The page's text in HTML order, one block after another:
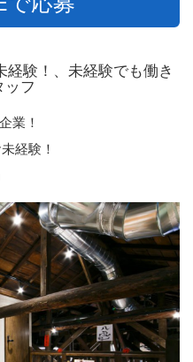
験！、未経験でも働き
フ
業！
経験！